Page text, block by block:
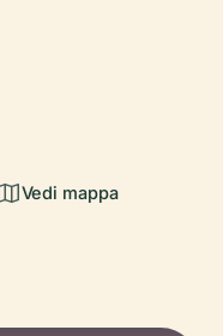
Vedi mappa